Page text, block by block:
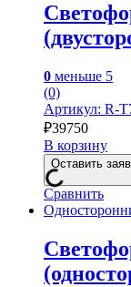
0 меньше 5
(0)
Артикул: R-
₽39750
В корзину
Оставить
Сравнить